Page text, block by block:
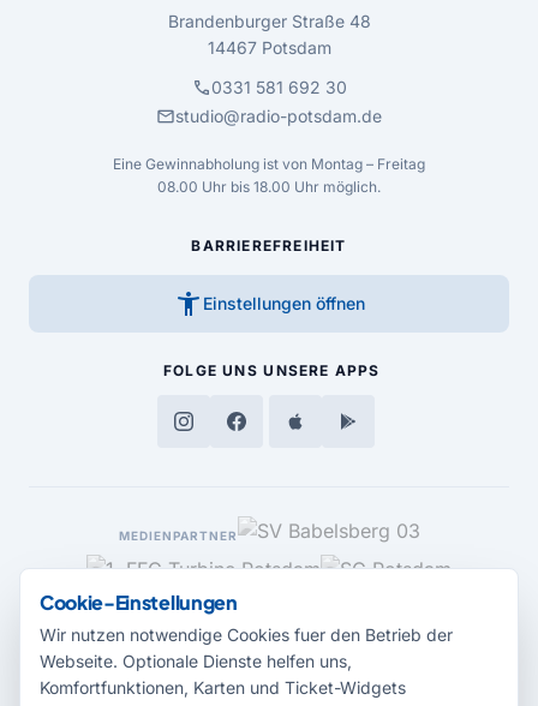
Brandenburger Straße 48
14467 Potsdam
call0331 581 692 30
mailstudio@radio-potsdam.de
Eine Gewinnabholung ist von Montag – Freitag
08.00 Uhr bis 18.00 Uhr möglich.
BARRIEREFREIHEIT
accessibility_new Einstellungen öffnen
FOLGE UNS UNSERE APPS
MEDIENPARTNER
Cookie-Einstellungen
Wir nutzen notwendige Cookies fuer den Betrieb der
Webseite. Optionale Dienste helfen uns,
Komfortfunktionen, Karten und Ticket-Widgets